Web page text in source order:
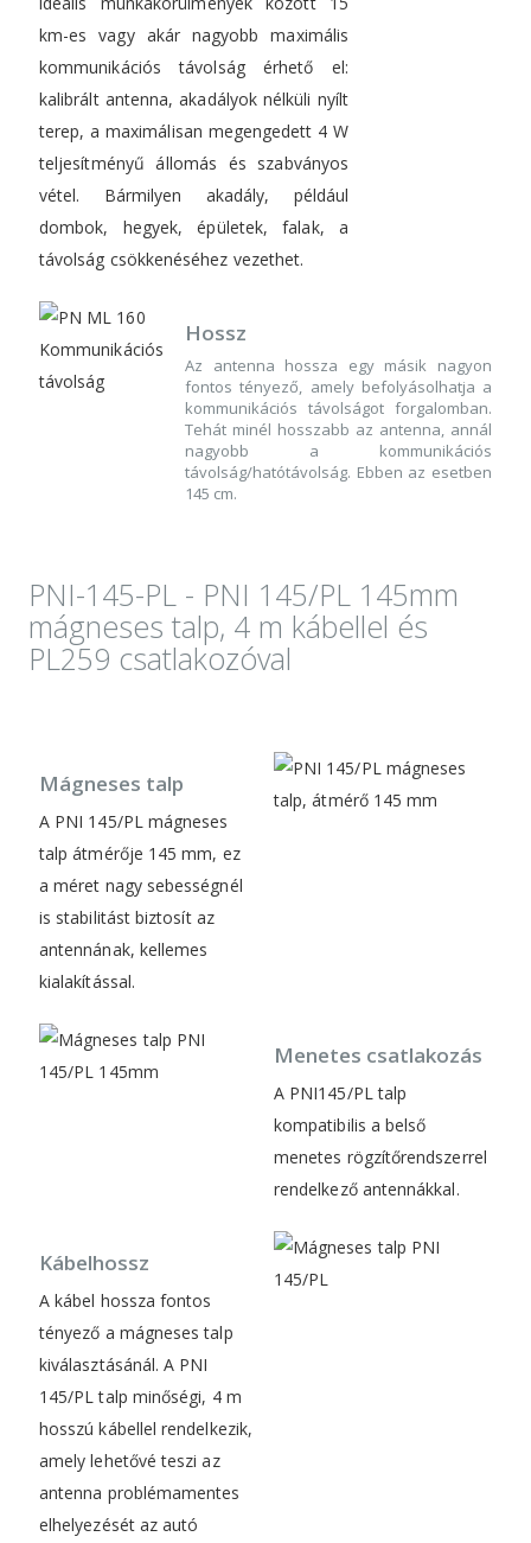
km-es vagy akár nagyobb maximális
kommunikációs távolság érhető el:
kalibrált antenna, akadályok nélküli nyílt
terep, a maximálisan megengedett 4 W
teljesítményű állomás és szabványos
vétel. Bármilyen akadály, például
dombok, hegyek, épületek, falak, a
távolság csökkenéséhez vezethet.
Hossz
Az antenna hossza egy másik nagyon
fontos tényező, amely befolyásolhatja a
kommunikációs távolságot forgalomban.
Tehát minél hosszabb az antenna, annál
nagyobb a kommunikációs
távolság/hatótávolság. Ebben az esetben
145 cm.
PNI-145-PL - PNI 145/PL 145mm
mágneses talp, 4 m kábellel és
PL259 csatlakozóval
Mágneses talp
A PNI 145/PL mágneses
talp átmérője 145 mm, ez
a méret nagy sebességnél
is stabilitást biztosít az
antennának, kellemes
kialakítással.
Menetes csatlakozás
A PNI145/PL talp
kompatibilis a belső
menetes rögzítőrendszerrel
rendelkező antennákkal.
Kábelhossz
A kábel hossza fontos
tényező a mágneses talp
kiválasztásánál. A PNI
145/PL talp minőségi, 4 m
hosszú kábellel rendelkezik,
amely lehetővé teszi az
antenna problémamentes
elhelyezését az autó